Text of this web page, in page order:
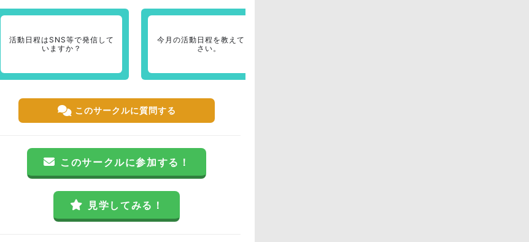
活動日程はSNS等で発信して
いますか？
今月の活動日程を教えてくだ
さい。
このサークルに質問する
このサークルに参加する！
見学してみる！